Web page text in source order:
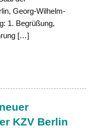
Georg-Wilhelm-
1. Begrüßung,
[…]
KZV Berlin